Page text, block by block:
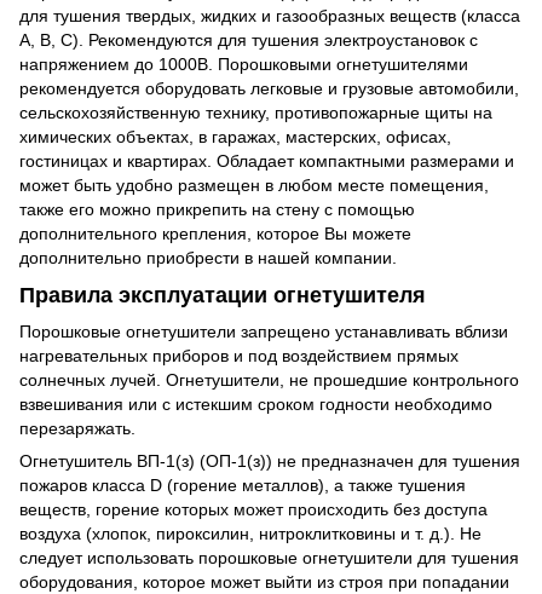
для тушения твердых, жидких и газообразных веществ (класса
А, В, С). Рекомендуются для тушения электроустановок с
напряжением до 1000В. Порошковыми огнетушителями
рекомендуется оборудовать легковые и грузовые автомобили,
сельскохозяйственную технику, противопожарные щиты на
химических объектах, в гаражах, мастерских, офисах,
гостиницах и квартирах. Обладает компактными размерами и
может быть удобно размещен в любом месте помещения,
также его можно прикрепить на стену с помощью
дополнительного крепления, которое Вы можете
дополнительно приобрести в нашей компании.
Правила эксплуатации огнетушителя
Порошковые огнетушители запрещено устанавливать вблизи
нагревательных приборов и под воздействием прямых
солнечных лучей. Огнетушители, не прошедшие контрольного
взвешивания или с истекшим сроком годности необходимо
перезаряжать.
Огнетушитель ВП-1(з) (ОП-1(з)) не предназначен для тушения
пожаров класса D (горение металлов), а также тушения
веществ, горение которых может происходить без доступа
воздуха (хлопок, пироксилин, нитроклитковины и т. д.). Не
следует использовать порошковые огнетушители для тушения
оборудования, которое может выйти из строя при попадании